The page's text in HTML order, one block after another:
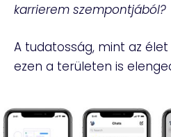
karrierem szempontjából?
A tudatosság, mint az
ezen a területen is